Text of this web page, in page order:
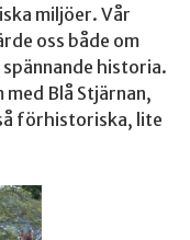
miljöer. Vår
oss både om
historia.
Blå Stjärnan,
förhistoriska, lite